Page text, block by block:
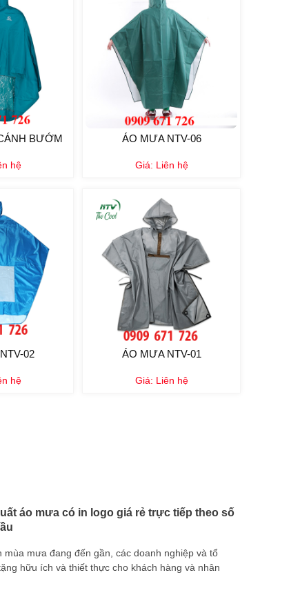
BƯỚM
hệ
ÁO MƯA NTV-06
Giá: Liên hệ
02
hệ
ÁO MƯA NTV-01
Giá: Liên hệ
áo mưa có in logo giá rẻ trực tiếp theo số
mùa mưa đang đến gần, các doanh nghiệp và tổ
hữu ích và thiết thực cho khách hàng và nhân